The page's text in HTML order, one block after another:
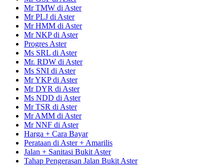
Mr TMW di Aster
Mr PLJ di Aster
Mr HMM di Aster
Mr NKP di Aster
Progres Aster
Ms SRL di Aster
Mr. RDW di Aster
Ms SNI di Aster
Mr YKP di Aster
Mr DYR di Aster
Ms NDD di Aster
Mr TSR di Aster
Mr AMM di Aster
Mr NNF di Aster
Harga + Cara Bayar
Perataan di Aster + Amarilis
Jalan + Sanitasi Bukit Aster
Tahap Pengerasan Jalan Bukit Aster